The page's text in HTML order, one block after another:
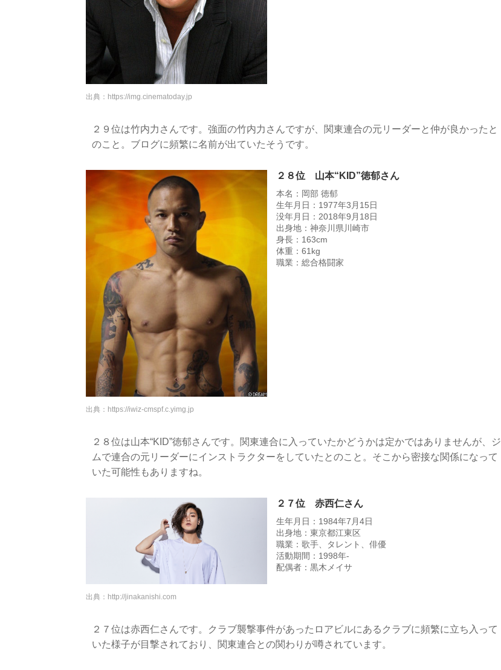
出典： https://img.cinematoday.jp
２９位は竹内力さんです。強面の竹内力さんですが、関東連合の元リーダーと仲が良かったと
のこと。ブログに頻繁に名前が出ていたそうです。
２８位 山本“KID”徳郁さん
本名：岡部 徳郁
生年月日：1977年3月15日
没年月日：2018年9月18日
出身地：神奈川県川崎市
身長：163cm
体重：61kg
職業：総合格闘家
出典： https://iwiz-cmspf.c.yimg.jp
２８位は山本“KID”徳郁さんです。関東連合に入っていたかどうかは定かではありませんが、ジ
ムで連合の元リーダーにインストラクターをしていたとのこと。そこから密接な関係になって
いた可能性もありますね。
２７位 赤西仁さん
生年月日：1984年7月4日
出身地：東京都江東区
職業：歌手、タレント、俳優
活動期間：1998年-
配偶者：黒木メイサ
出典： http://jinakanishi.com
２７位は赤西仁さんです。クラブ襲撃事件があったロアビルにあるクラブに頻繁に立ち入って
いた様子が目撃されており、関東連合との関わりが噂されています。